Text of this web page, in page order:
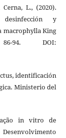
Cerna, L., (2020).
y
macrophylla King
94. DOI:
identificación
Ministerio del
in vitro de